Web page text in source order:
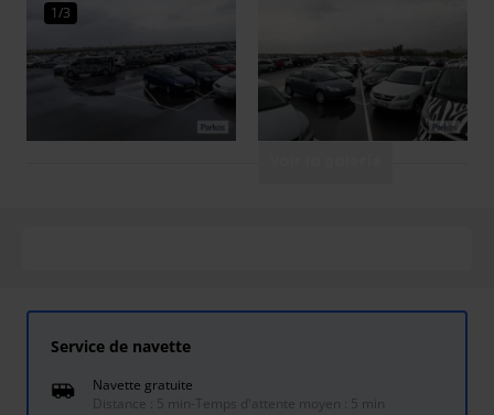
1/3
Service de navette
Navette gratuite
Distance : 5 min
Temps d'attente moyen : 5 min